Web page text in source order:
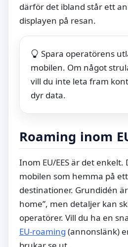
därför det ibland står ett
displayen på resan.
Spara operatörens
mobilen. Om något
vill du inte leta fram
dyr data.
Roaming inom
Inom EU/EES är det
mobilen som hemma på
destinationer. Grundidén
home”, men detaljer kan
operatörer. Vill du ha en
EU-roaming (annonslänk)